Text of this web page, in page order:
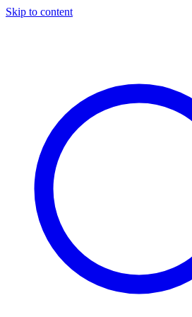
Skip to content